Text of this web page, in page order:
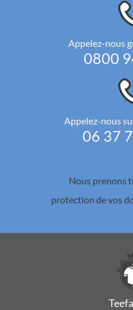
Appelez-nous
0800
Appelez-nous
06 37
Nous prenons
protection de vos